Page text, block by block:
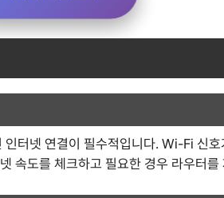
터넷 연결이 필수적입니다. Wi-Fi 신호
속도를 체크하고 필요한 경우 라우터를